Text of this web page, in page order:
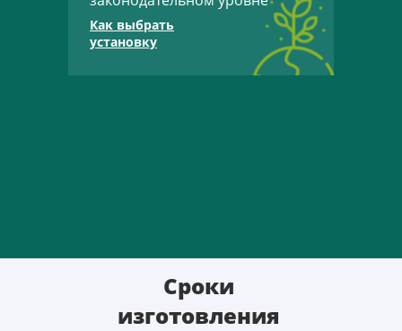
Как выбрать
установку
Сроки
изготовления